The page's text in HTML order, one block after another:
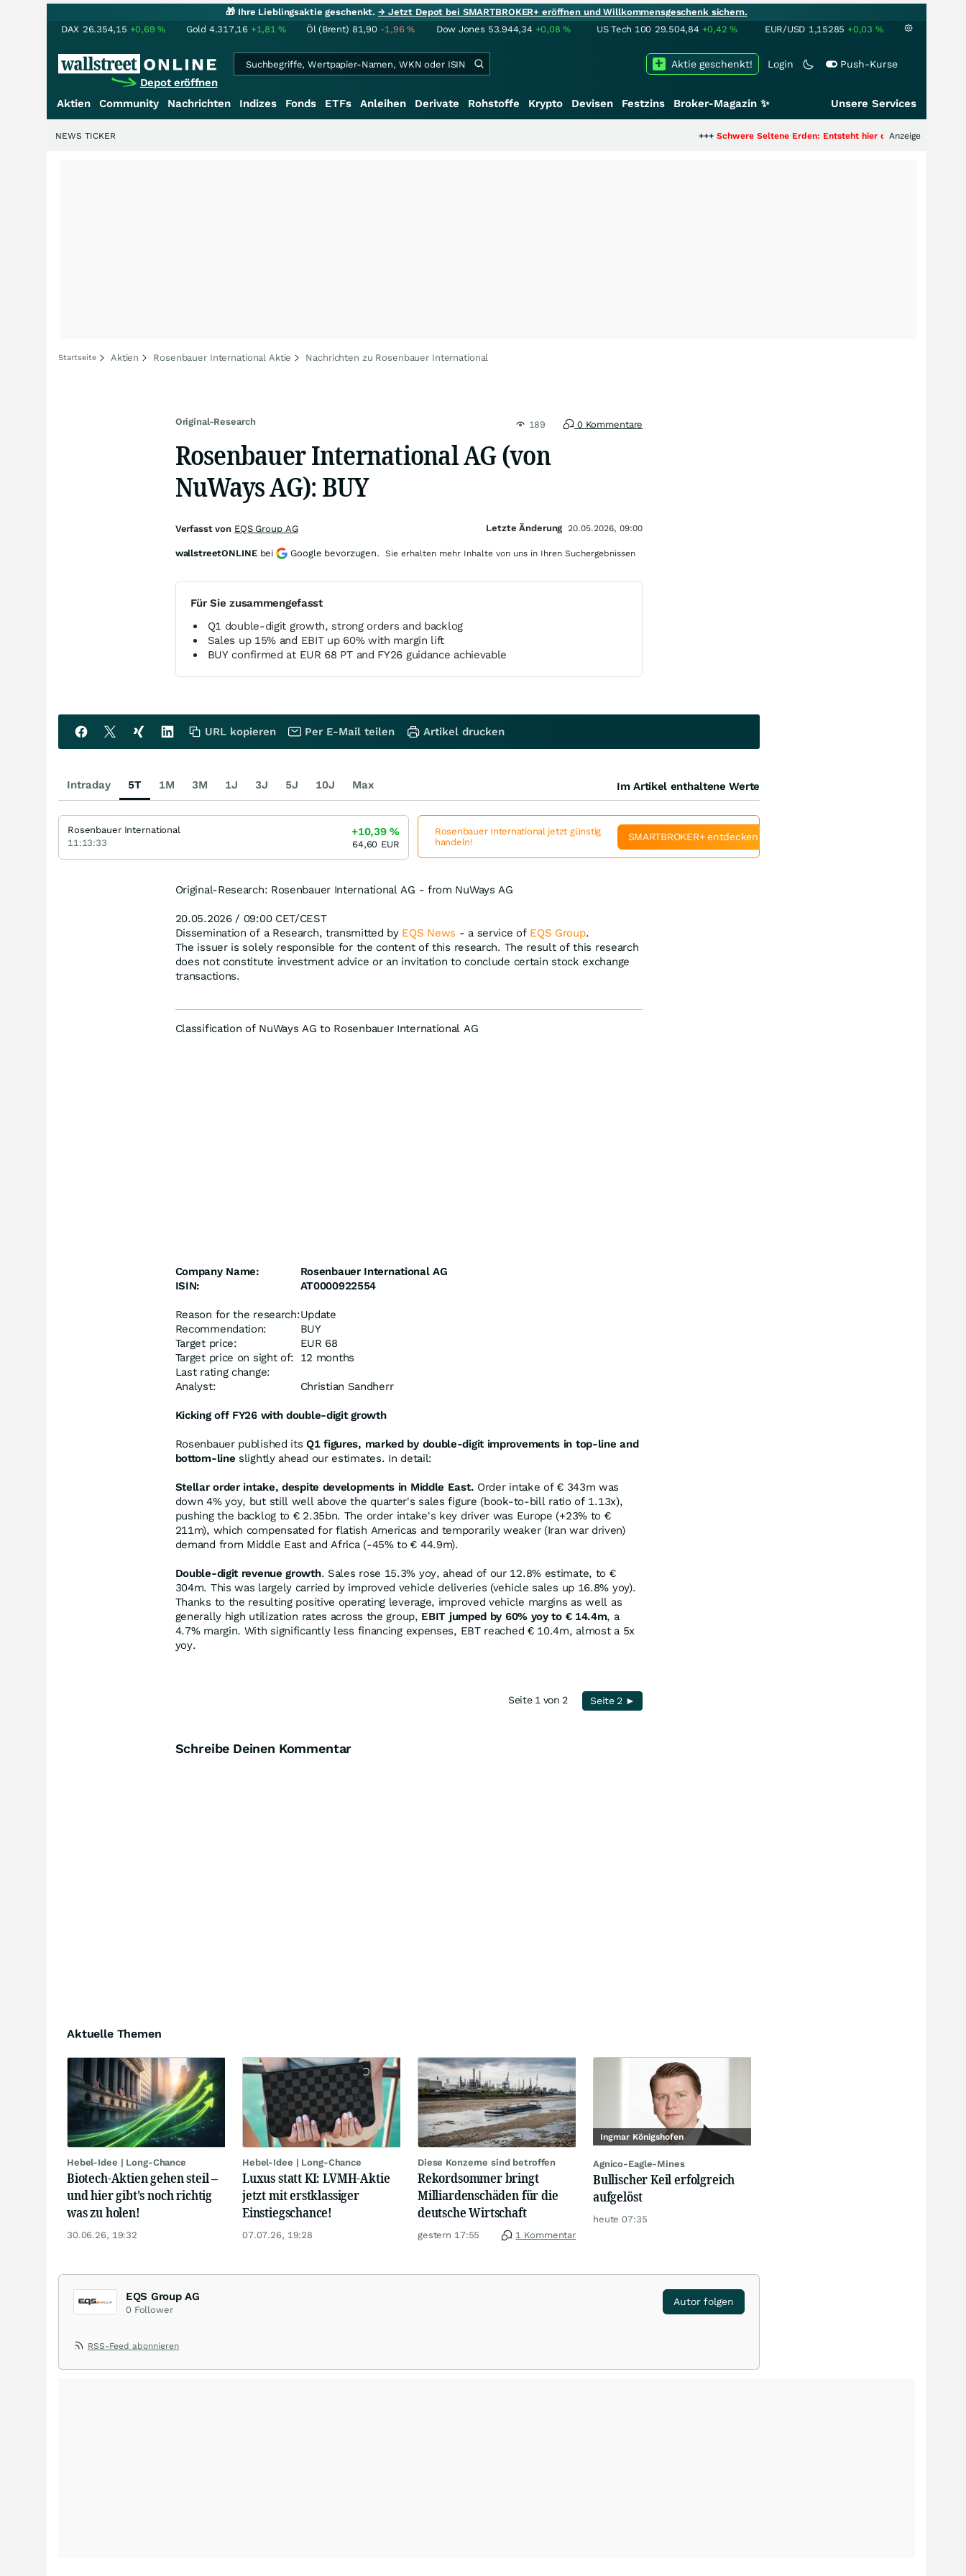
🎁 Ihre Lieblingsaktie geschenkt.→ Jetzt Depot bei SMARTBROKER+ eröffnen und Willkommensgeschenk sichern.
DAX 26.354,15 +0,69% Gold 4.317,16 +1,81% Öl (Brent) 81,90 -1,96% Dow Jones 53.944,34 +0,08% US Tech 100 29.504,84 +0,42% EUR/USD 1,15285 +0,03 %
Depot eröffnen
Login Push-Kurse
Aktie geschenkt!
Aktien Community Nachrichten Indizes Fonds ETFs Anleihen Derivate Rohstoffe Krypto Devisen Festzins Broker-Magazin ✨ Unsere Services
Schwere Seltene Erden: Entsteht hier die nächste Milliardenstory?
Anzeige
NEWS TICKER
Startseite Aktien Rosenbauer International Aktie Nachrichten zu Rosenbauer International
Original-Research 189 0 Kommentare
Rosenbauer International AG (von
NuWays AG): BUY
Für Sie zusammengefasst
Q1 double-digit growth, strong orders and backlog
Sales up 15% and EBIT up 60% with margin lift
BUY confirmed at EUR 68 PT and FY26 guidance achievable
Original-Research: Rosenbauer International AG - from NuWays AG
20.05.2026 / 09:00 CET/CEST
Dissemination of a Research, transmitted by EQS News - a service of EQS Group.
The issuer is solely responsible for the content of this research. The result of this research
does not constitute investment advice or an invitation to conclude certain stock exchange
transactions.
Classification of NuWays AG to Rosenbauer International AG
Company Name:
Rosenbauer International AG
ISIN:
AT0000922554
Reason for the research:Update
Recommendation:
BUY
Target price:
EUR 68
Target price on sight of:
12 months
Last rating change:
Analyst:
Christian Sandherr
Kicking off FY26 with double-digit growth
Rosenbauer published itsQ1 figures, marked by double-digit improvements in top-line and
bottom-line slightly ahead our estimates. In detail:
Stellar order intake, despite developments in Middle East. Order intake of € 343m was
down 4% yoy, but still well above the quarter's sales figure (book-to-bill ratio of 1.13x),
pushing the backlog to € 2.35bn. The order intake's key driver was Europe (+23% to €
211m), which compensated for flatish Americas and temporarily weaker (Iran war driven)
demand from Middle East and Africa (-45% to € 44.9m).
Double-digit revenue growth. Sales rose 15.3% yoy, ahead of our 12.8% estimate, to €
304m. This was largely carried by improved vehicle deliveries (vehicle sales up 16.8% yoy).
Thanks to the resulting positive operating leverage, improved vehicle margins as well as
generally high utilization rates across the group, EBIT jumped by 60% yoy to € 14.4m, a
4.7% margin. With significantly less financing expenses, EBT reached € 10.4m, almost a 5x
yoy.
Seite 1 von 2 Seite 2 ►
Schreibe Deinen Kommentar
Aktuelle Themen
Hebel-Idee | Long-Chance
Biotech-Aktien gehen steil –
und hier gibt's noch richtig
was zu holen!
30.06.26, 19:32
Hebel-Idee | Long-Chance
Luxus statt KI: LVMH-Aktie
jetzt mit erstklassiger
Einstiegschance!
07.07.26, 19:28
Diese Konzerne sind betroffen
Rekordsommer bringt
Milliardenschäden für die
deutsche Wirtschaft
gestern 17:55 1 Kommentar
Ingmar Königshofen
Agnico-Eagle-Mines
Bullischer Keil erfolgreich
aufgelöst
heute 07:35
EQS Group AG
0 Follower
Autor folgen
RSS-Feed abonnieren
Verfasst von EQS Group AG Letzte Änderung 20.05.2026, 09:00
wallstreetONLINE bei Google bevorzugen. Sie erhalten mehr Inhalte von uns in Ihren Suchergebnissen
URL kopieren Per E-Mail teilen Artikel drucken
Intraday 5T 1M 3M 1J 3J 5J 10J Max Im Artikel enthaltene Werte
Rosenbauer International
11:13:33
+10,39%
64,60 EUR
Rosenbauer International jetzt günstig
handeln!
SMARTBROKER+ entdecken